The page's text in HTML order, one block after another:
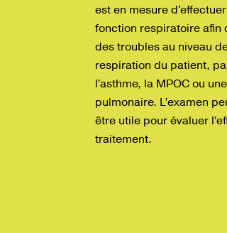
est en mesure d'effectuer
fonction respiratoire afin
des troubles au niveau de
respiration du patient,
l’asthme, la MPOC ou une
pulmonaire. L’examen
être utile pour évaluer
traitement.